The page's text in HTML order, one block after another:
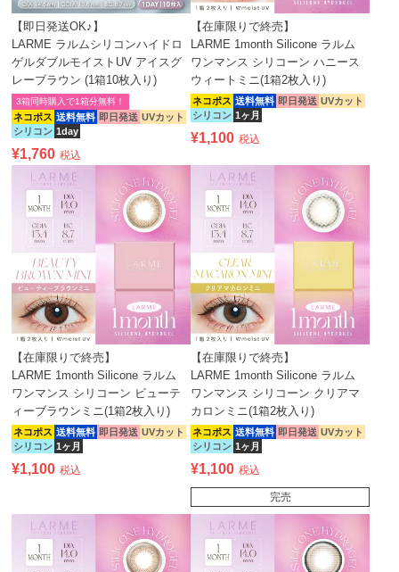
【即日発送OK♪】
LARME ラルムシリコンハイドロ
ゲルダブルモイストUV アイスグ
レーブラウン (1箱10枚入り)
ネコポス 送料無料 即日発送 UVカット
シリコン 1day
3箱同時購入で1箱分無料！
¥1,760 税込
【在庫限りで終売】
LARME 1month Silicone ラルム
ワンマンス シリコーン ハニース
ウィートミニ(1箱2枚入り)
ネコポス 送料無料 即日発送 UVカット
シリコン 1ヶ月
¥1,100 税込
【在庫限りで終売】
LARME 1month Silicone ラルム
ワンマンス シリコーン ビューテ
ィーブラウンミニ(1箱2枚入り)
ネコポス 送料無料 即日発送 UVカット
シリコン 1ヶ月
¥1,100 税込
【在庫限りで終売】
LARME 1month Silicone ラルム
ワンマンス シリコーン クリアマ
カロンミニ(1箱2枚入り)
ネコポス 送料無料 即日発送 UVカット
シリコン 1ヶ月
¥1,100 税込
完売